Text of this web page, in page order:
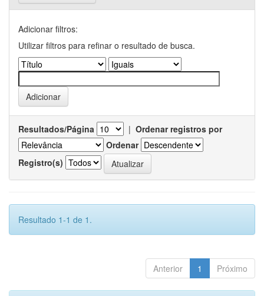
Adicionar filtros:
Utilizar filtros para refinar o resultado de busca.
Resultados/Página | Ordenar registros por
Ordenar
Registro(s)
Resultado 1-1 de 1.
Anterior 1 Próximo